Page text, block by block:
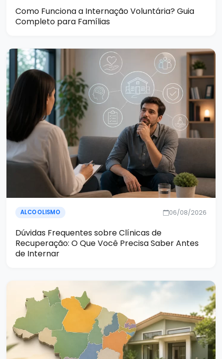
Como Funciona a Internação Voluntária? Guia
Completo para Famílias
ALCOOLISMO 06/08/2026
Dúvidas Frequentes sobre Clínicas de
Recuperação: O Que Você Precisa Saber Antes
de Internar